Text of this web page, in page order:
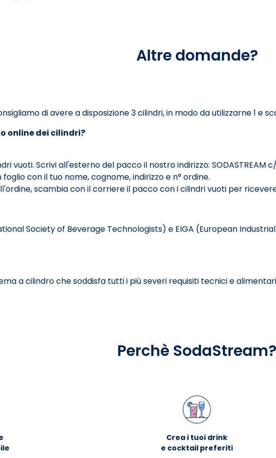
Altre domande?
di avere a disposizione 3 cilindri, in modo da utilizzarne 1 e
online dei cilindri?
vuoti. Scrivi all'esterno del pacco il nostro indirizzo: SODASTREAM
con il tuo nome, cognome, indirizzo e n° ordine.
scambia con il corriere il pacco con i cilindri vuoti per
Society of Beverage Technologists) e EIGA (European
a cilindro che soddisfa tutti i più severi requisiti tecnici e
Perchè SodaStream?
Crea i tuoi drink
e cocktail preferiti